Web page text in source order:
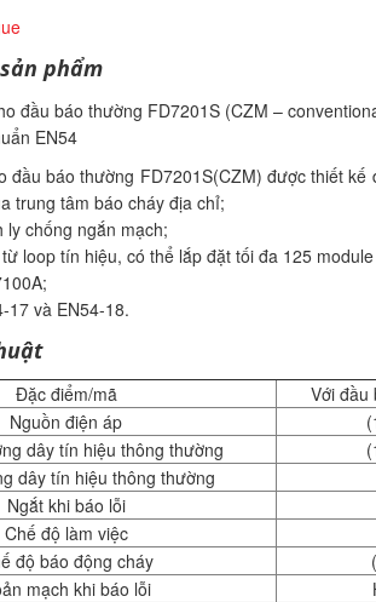
phẩm
đầu báo thường FD7201S (CZM –
EN54
đầu báo thường FD7201S(CZM) được thiết
trung tâm báo cháy địa chỉ;
chống ngắn mạch;
loop tín hiệu, có thể lắp đặt tối đa 125
17 và EN54-18.
Đặc điểm/mã Với đầu
Nguồn điện áp
dây tín hiệu thông thường
dây tín hiệu thông thường
Ngắt khi báo lỗi
Chế độ làm việc
độ báo động cháy
mạch khi báo lỗi